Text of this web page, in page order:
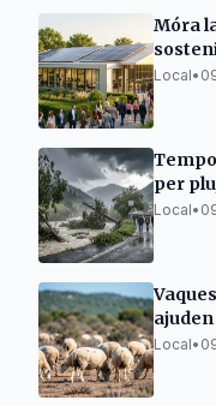
Móra
d'IA
Local•
per
Local•
Local•